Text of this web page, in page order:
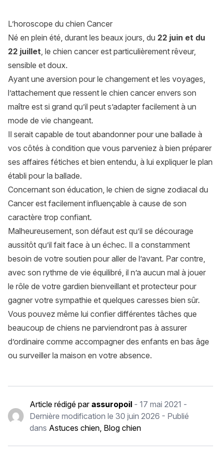
L’horoscope du chien Cancer
Né en plein été, durant les beaux jours, du 22 juin et du
22 juillet, le chien cancer est particulièrement rêveur,
sensible et doux.
Ayant une aversion pour le changement et les voyages,
l’attachement que ressent le chien cancer envers son
maître est si grand qu’il peut s’adapter facilement à un
mode de vie changeant.
Il serait capable de tout abandonner pour une ballade à
vos côtés à condition que vous parveniez à bien préparer
ses affaires fétiches et bien entendu, à lui expliquer le plan
établi pour la ballade.
Concernant son éducation, le chien de signe zodiacal du
Cancer est facilement influençable à cause de son
caractère trop confiant.
Malheureusement, son défaut est qu’il se décourage
aussitôt qu’il fait face à un échec. Il a constamment
besoin de votre soutien pour aller de l’avant. Par contre,
avec son rythme de vie équilibré, il n’a aucun mal à jouer
le rôle de votre gardien bienveillant et protecteur pour
gagner votre sympathie et quelques caresses bien sûr.
Vous pouvez même lui confier différentes tâches que
beaucoup de chiens ne parviendront pas à assurer
d’ordinaire comme accompagner des enfants en bas âge
ou surveiller la maison en votre absence.
Article rédigé par assuropoil -17 mai 2021 -
Dernière modification le30 juin 2026 - Publié
dans Astuces chien, Blog chien